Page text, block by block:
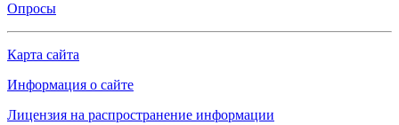
Опросы
Карта сайта
Информация о сайте
Лицензия на распространение информации